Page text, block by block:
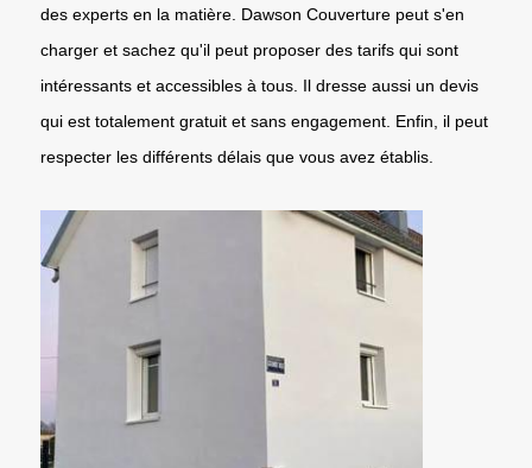
des experts en la matière. Dawson Couverture peut s'en
charger et sachez qu'il peut proposer des tarifs qui sont
intéressants et accessibles à tous. Il dresse aussi un devis
qui est totalement gratuit et sans engagement. Enfin, il peut
respecter les différents délais que vous avez établis.